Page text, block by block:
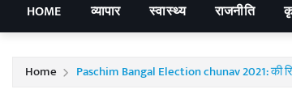
HOME व्यापार स्वास्थ्य राजनीति
Home Paschim Bangal Election chunav 2021: की